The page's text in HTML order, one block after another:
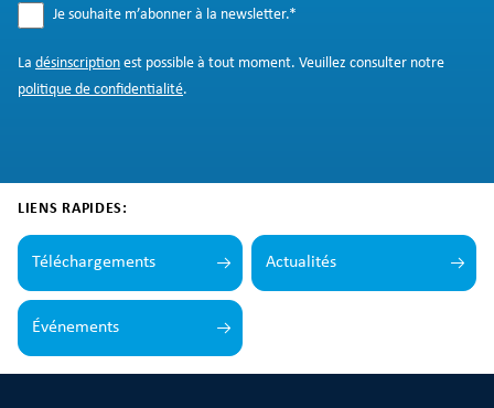
Je souhaite m’abonner à la newsletter.*
La désinscription est possible à tout moment. Veuillez consulter notre
politique de confidentialité.
LIENS RAPIDES:
Téléchargements Actualités
Événements